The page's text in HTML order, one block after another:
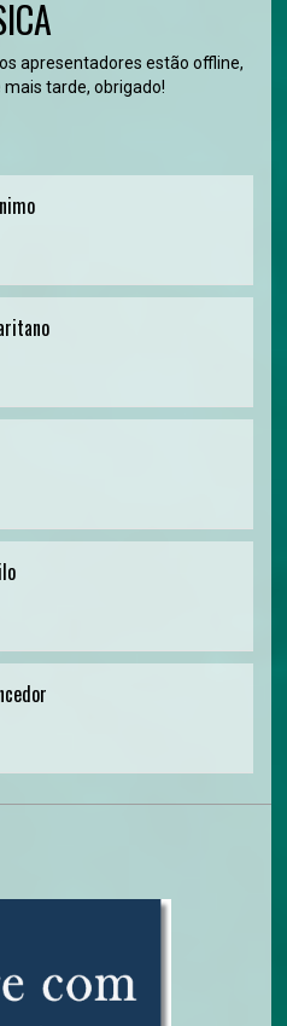
apresentadores estão offline,
tarde, obrigado!